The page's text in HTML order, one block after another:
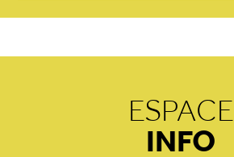
ESPACE
INFO